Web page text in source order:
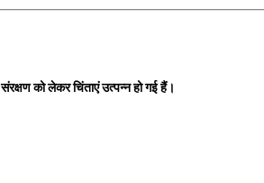
को लेकर चिंताएं उत्पन्न हो गई हैं।